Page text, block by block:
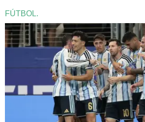
FÚTBOL.